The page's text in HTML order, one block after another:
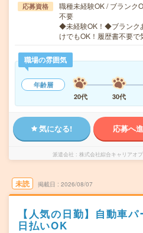
応募資格
職種未経験OK / ブランク
不要
◆未経験OK！◆ブランク
けでもOK！履歴書不要
職場の雰囲気
年齢層
20代
30代
気になる! 応募へ
派遣会社 株式会社綜合キャリアオ
未読 掲載日 2026/08/07
【人気の日勤】自動車
日払いOK